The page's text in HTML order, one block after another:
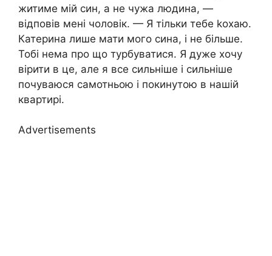
житиме мій син, а не чужа людина, —
відповів мені чоловік. — Я тільки тебе kохаю.
Катерина лише мати мого сина, і не більше.
Тобі нема про що турбуватися. Я дуже хочу
вірити в це, але я все сильніше і сильніше
почуваюся самотньою і покинутою в нашій
квартирі.
Advertisements